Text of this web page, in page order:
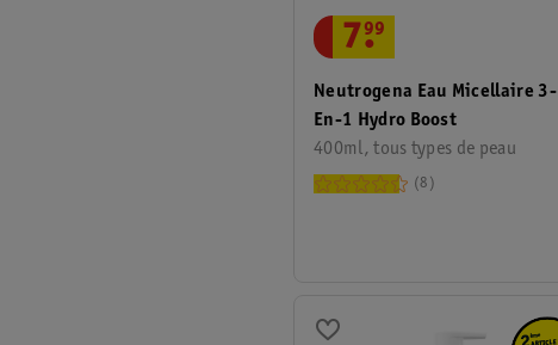
Neutrogena Eau Micellaire 3-
En-1 Hydro Boost
400ml, tous types de peau
7.
99
8